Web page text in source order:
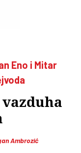
Eno i Mitar
Ambrozić